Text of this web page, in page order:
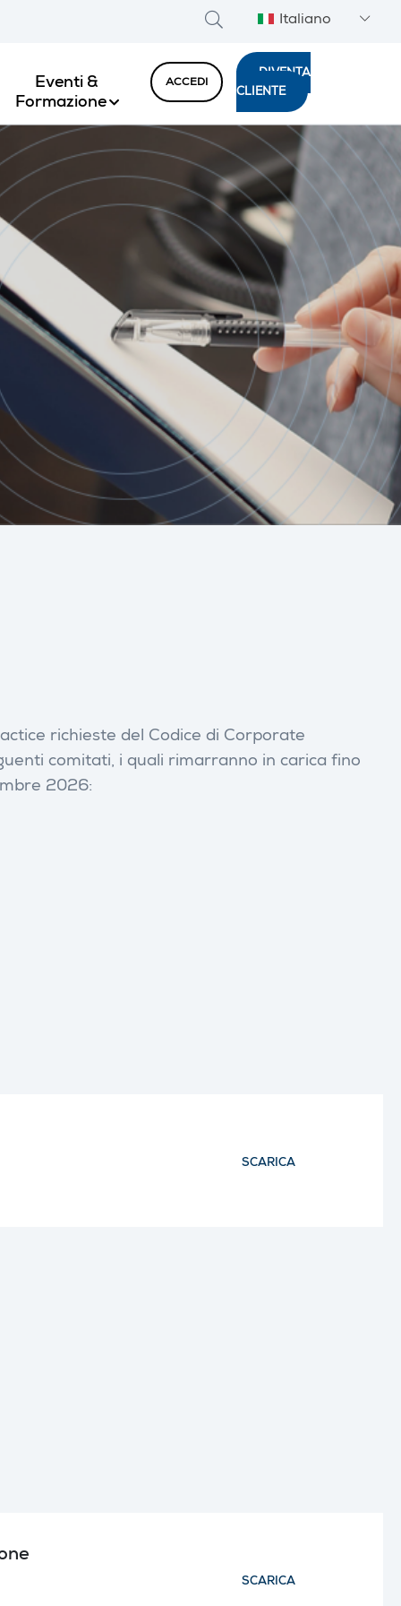
Italiano
Eventi &
Formazione
ACCEDI
DIVENTA
CLIENTE
richieste del Codice di Corporate
comitati, i quali rimarranno in carica fino
2026:
SCARICA
SCARICA